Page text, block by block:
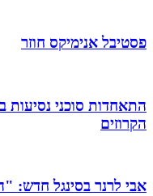
פסטיבל אנימיקס חוזר
התאחדות סוכני
הקרוזים
אבי לרנר בסינגל חדש: